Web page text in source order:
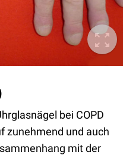
bei COPD
zunehmend und auch
mit der